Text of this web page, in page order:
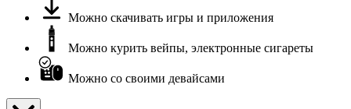
Можно скачивать игры и приложения
Можно курить вейпы, электронные сигареты
Можно со своими девайсами